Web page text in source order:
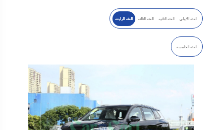
الفئة الاولي الفئة الثانية الفئة الثالثة الفئة الرابعة
الفئة الخامسة